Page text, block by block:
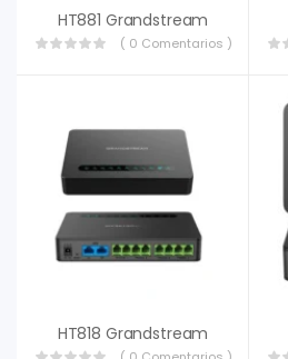
HT881 Grandstream
( 0 Comentarios )
HT818 Grandstream